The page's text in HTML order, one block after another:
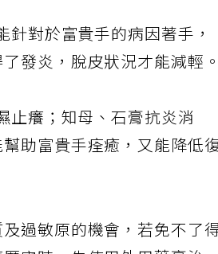
對於富貴手的病因著手，
發炎，脫皮狀況才能減輕。
止癢；知母、石膏抗炎消
助富貴手痊癒，又能降低
過敏原的機會，若免不了得